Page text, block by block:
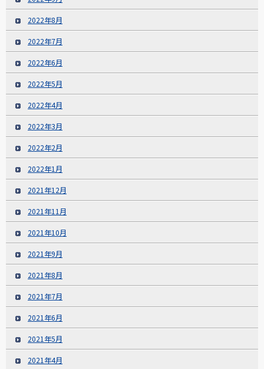
2022年8月
2022年7月
2022年6月
2022年5月
2022年4月
2022年3月
2022年2月
2022年1月
2021年12月
2021年11月
2021年10月
2021年9月
2021年8月
2021年7月
2021年6月
2021年5月
2021年4月